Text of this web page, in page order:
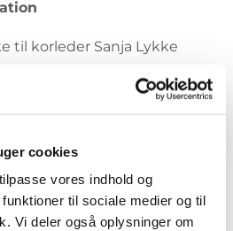
cookies
vores indhold og
til sociale medier og til
Vi deler også oplysninger om
til korleder Sanja Lykke
se,
erkl. 16:30denne dag.